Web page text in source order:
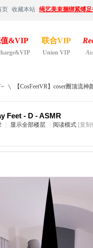
页 收藏本站 绳艺美束捆绑紧缚
值&VIP 联合VIP
Union VIP
›
【CosFeetVR】coser圈顶流
Feet - D - ASMR
显示全部楼层 阅读模式 [复